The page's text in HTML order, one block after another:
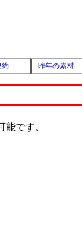
約 昨年の素材
です。